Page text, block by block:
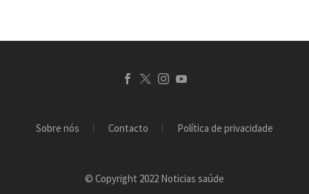
Sobre nós Contacto Política de privacidade
© Copyright 2022 Noticias saúde